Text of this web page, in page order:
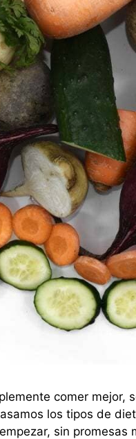
comer
los tipos de
sin promesas